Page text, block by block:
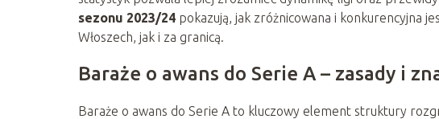
sezonu 2023/24 pokazują, jak zróżnicowana i konkurencyjna
Włoszech, jak i za granicą.
Baraże o awans do Serie A – zasady i
Baraże o awans do Serie A to kluczowy element struktury